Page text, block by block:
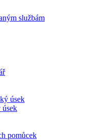
službám
úsek
úsek
pomůcek